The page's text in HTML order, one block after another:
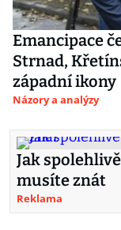
Emancipace
Strnad,
západní ikony
Názory a analýzy
Jak
musíte znát
Reklama